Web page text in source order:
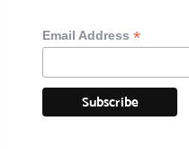
Email Address*